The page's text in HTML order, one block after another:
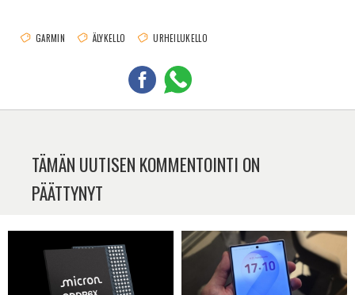
GARMIN ÄLYKELLO URHEILUKELLO
TÄMÄN UUTISEN KOMMENTOINTI ON
PÄÄTTYNYT